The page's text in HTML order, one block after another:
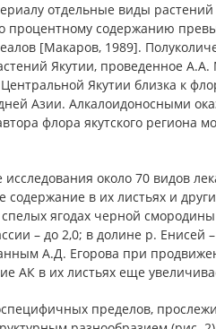
отдельные виды
процентному содержанию
[Макаров, 1989].
Якутии, проведенное
Якутии близка к
Азии. Алкалоидоносными
флора якутского региона
около 70 видов
содержание в их листьях и
ягодах черной
– до 2,0; в долине р.
А.Д. Егорова при
АК в их листьях еще
пределов,